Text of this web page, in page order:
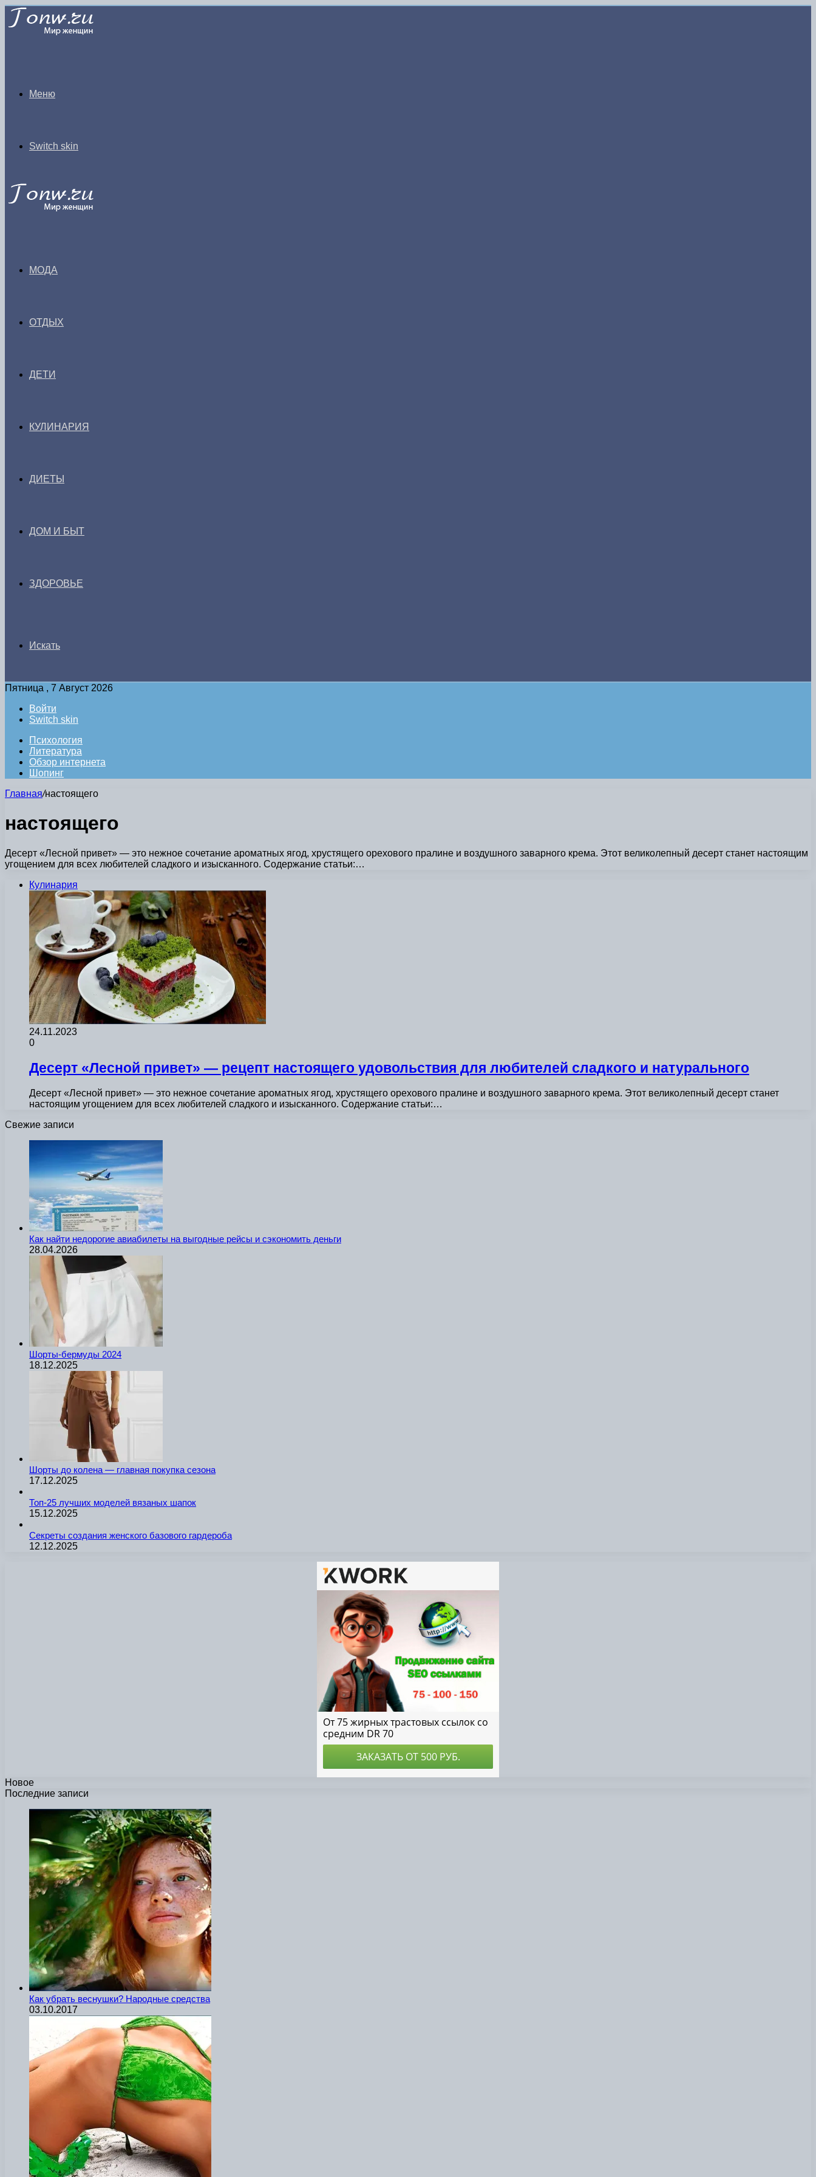
Меню
Switch skin
МОДА
ОТДЫХ
ДЕТИ
КУЛИНАРИЯ
ДИЕТЫ
ДОМ И БЫТ
ЗДОРОВЬЕ
Искать
Пятница , 7 Август 2026
Войти
Switch skin
Психология
Литература
Обзор интернета
Шопинг
Главная/настоящего
настоящего
Десерт «Лесной привет» — это нежное сочетание ароматных ягод, хрустящего орехового пралине и воздушного заварного крема. Этот великолепный десерт станет настоящим
угощением для всех любителей сладкого и изысканного. Содержание статьи:…
Кулинария
24.11.2023
0
Десерт «Лесной привет» — рецепт настоящего удовольствия для любителей сладкого и натурального
Десерт «Лесной привет» — это нежное сочетание ароматных ягод, хрустящего орехового пралине и воздушного заварного крема. Этот великолепный десерт станет
настоящим угощением для всех любителей сладкого и изысканного. Содержание статьи:…
Свежие записи
Как найти недорогие авиабилеты на выгодные рейсы и сэкономить деньги
28.04.2026
Шорты-бермуды 2024
18.12.2025
Шорты до колена — главная покупка сезона
17.12.2025
Топ-25 лучших моделей вязаных шапок
15.12.2025
Секреты создания женского базового гардероба
12.12.2025
Новое
Последние записи
Как убрать веснушки? Народные средства
03.10.2017